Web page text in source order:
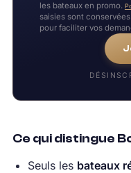
les bateaux en promo.
saisies sont
pour faciliter vos
Ce qui distingue
Seuls les bateaux